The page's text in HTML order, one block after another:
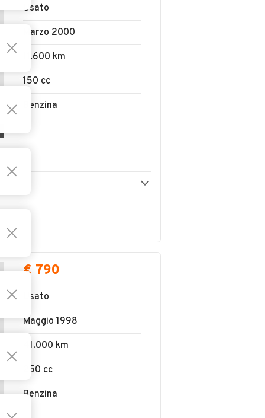
Usato
Marzo 2000
11.600 km
150 cc
Benzina
€ 790
Usato
Maggio 1998
41.000 km
250 cc
Benzina